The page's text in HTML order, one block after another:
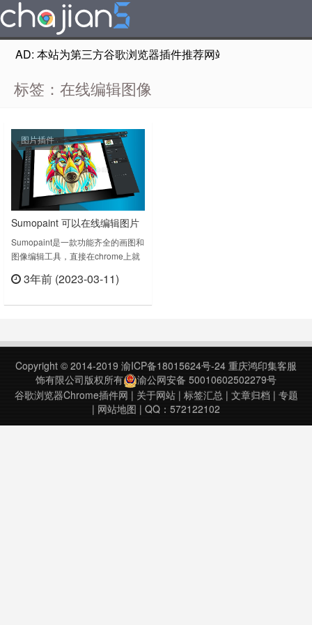
AD: 本站为第三方谷歌浏览器插件推荐网站，非Google
标签：在线编辑图像
图片插件
Sumopaint 可以在线编辑图片
的工具
Sumopaint是一款功能齐全的画图和
图像编辑工具，直接在chrome上就
PS的图层设计，方便你做一些常规
渐变倒角等等工具，如果有兴趣的
– Online Image Ed……
3年前 (2023-03-11)
Copyright © 2014-2019 渝ICP备18015624号-24 重庆鸿印集客服
饰有限公司版权所有
渝公网安备 50010602502279号
谷歌浏览器Chrome插件网 | 关于网站| 标签汇总| 文章归档 | 专题
| 网站地图 | QQ：572122102